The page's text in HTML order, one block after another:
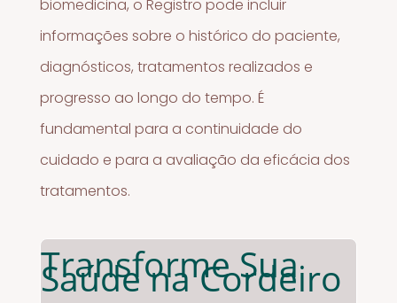
biomedicina, o Registro pode incluir
informações sobre o histórico do paciente,
diagnósticos, tratamentos realizados e
progresso ao longo do tempo. É
fundamental para a continuidade do
cuidado e para a avaliação da eficácia dos
tratamentos.
Transforme Sua
Saúde na Cordeiro